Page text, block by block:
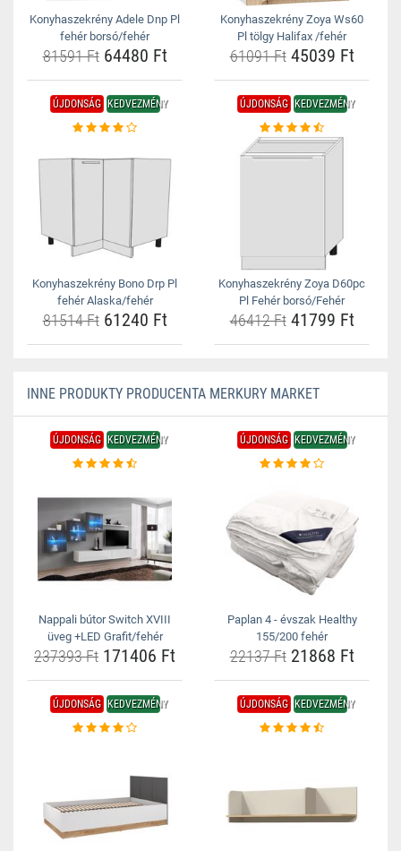
Konyhaszekrény Adele Dnp Pl
fehér borsó/fehér
81591 Ft64480 Ft
Konyhaszekrény Zoya Ws60
Pl tölgy Halifax /fehér
61091 Ft45039 Ft
ÚJDONSÁG KEDVEZMÉNY
Konyhaszekrény Bono Drp Pl
fehér Alaska/fehér
81514 Ft61240 Ft
ÚJDONSÁG KEDVEZMÉNY
Konyhaszekrény Zoya D60pc
Pl Fehér borsó/Fehér
46412 Ft41799 Ft
INNE PRODUKTY PRODUCENTA MERKURY MARKET
ÚJDONSÁG KEDVEZMÉNY
Nappali bútor Switch XVIII
üveg +LED Grafit/fehér
237393 Ft 171406 Ft
ÚJDONSÁG KEDVEZMÉNY
Paplan 4 - évszak Healthy
155/200 fehér
22137 Ft21868 Ft
ÚJDONSÁG KEDVEZMÉNY ÚJDONSÁG KEDVEZMÉNY